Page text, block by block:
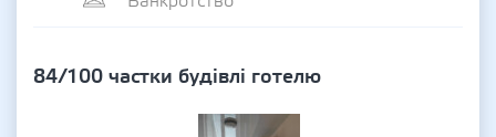
84/100 частки будівлі готелю